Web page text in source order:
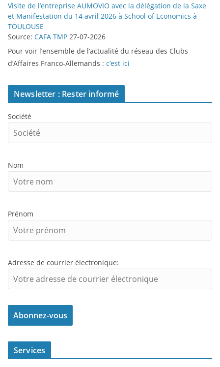
Visite de l’entreprise AUMOVIO avec la délégation de la Saxe
et Manifestation du 14 avril 2026 à School of Economics à
TOULOUSE
Source: CAFA TMP 27-07-2026
Pour voir l’ensemble de l’actualité du réseau des Clubs
d’Affaires Franco-Allemands : c’est ici
Newsletter : Rester informé
Société
Nom
Prénom
Adresse de courrier électronique:
Services